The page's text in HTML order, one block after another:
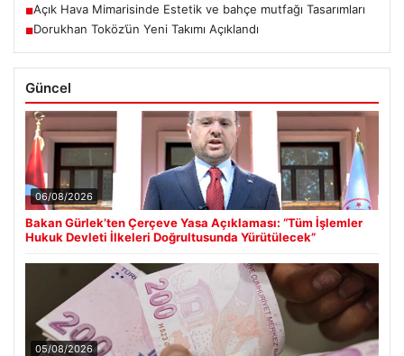
■Açık Hava Mimarisinde Estetik ve bahçe mutfağı Tasarımları
■Dorukhan Toköz’ün Yeni Takımı Açıklandı
Güncel
06/08/2026
Bakan Gürlek’ten Çerçeve Yasa Açıklaması: “Tüm İşlemler
Hukuk Devleti İlkeleri Doğrultusunda Yürütülecek”
05/08/2026